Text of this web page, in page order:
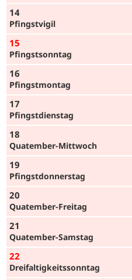
14
Pfingst­vigil
15
Pfingst­sonntag
16
Pfingst­montag
17
Pfingst­dienstag
18
Quatember-Mittwoch
19
Pfingst­donnerstag
20
Quatember-Freitag
21
Quatember-Samstag
22
Dreifaltig­keits­sonntag